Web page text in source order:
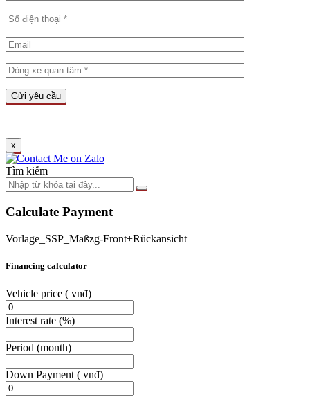
x
Tìm kiếm
Calculate Payment
Vorlage_SSP_Maßzg-Front+Rückansicht
Financing calculator
Vehicle price ( vnđ)
Interest rate (%)
Period (month)
Down Payment ( vnđ)